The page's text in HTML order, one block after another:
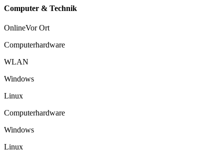
Computer & Technik
OnlineVor Ort
Computerhardware
WLAN
Windows
Linux
Computerhardware
Windows
Linux